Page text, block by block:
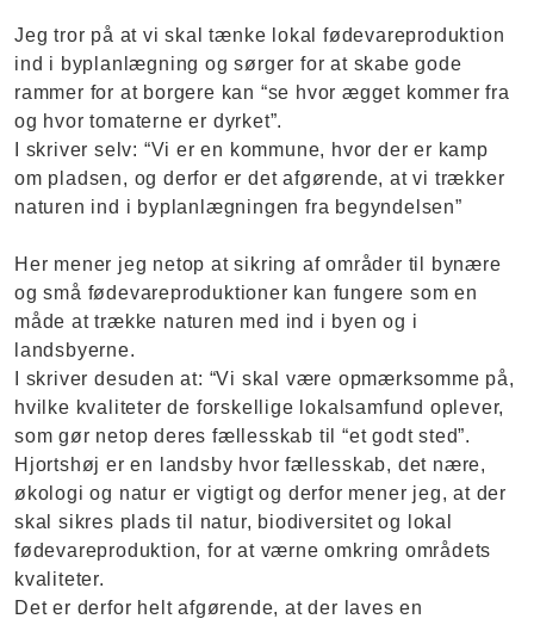
Jeg tror på at vi skal tænke lokal fødevareproduktion
ind i byplanlægning og sørger for at skabe gode
rammer for at borgere kan “se hvor ægget kommer fra
og hvor tomaterne er dyrket”.
I skriver selv: “Vi er en kommune, hvor der er kamp
om pladsen, og derfor er det afgørende, at vi trækker
naturen ind i byplanlægningen fra begyndelsen”
Her mener jeg netop at sikring af områder til bynære
og små fødevareproduktioner kan fungere som en
måde at trække naturen med ind i byen og i
landsbyerne.
I skriver desuden at: “Vi skal være opmærksomme på,
hvilke kvaliteter de forskellige lokalsamfund oplever,
som gør netop deres fællesskab til “et godt sted”.
Hjortshøj er en landsby hvor fællesskab, det nære,
økologi og natur er vigtigt og derfor mener jeg, at der
skal sikres plads til natur, biodiversitet og lokal
fødevareproduktion, for at værne omkring områdets
kvaliteter.
Det er derfor helt afgørende, at der laves en